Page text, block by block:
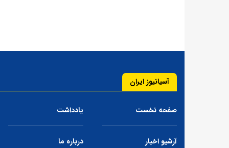
آسیانیوز ایران
صفحه نخست یادداشت
آرشیو اخبار درباره ما